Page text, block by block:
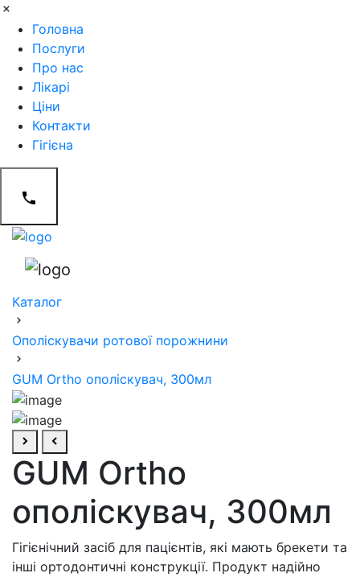
Головна
Послуги
Про нас
Лікарі
Ціни
Контакти
Гігієна
Каталог
Ополіскувачи ротової порожнини
GUM Ortho ополіскувач, 300мл
GUM Ortho
ополіскувач, 300мл
Гігієнічний засіб для пацієнтів, які мають брекети та
інші ортодонтичні конструкції. Продукт надійно